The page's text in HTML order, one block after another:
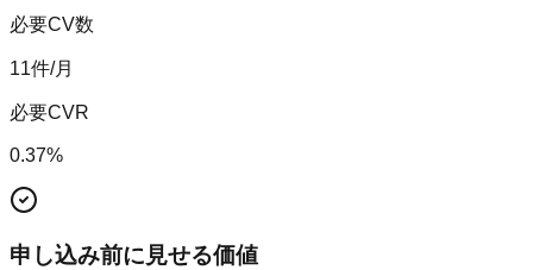
必要CV数
11件/月
必要CVR
0.37%
申し込み前に見せる価値